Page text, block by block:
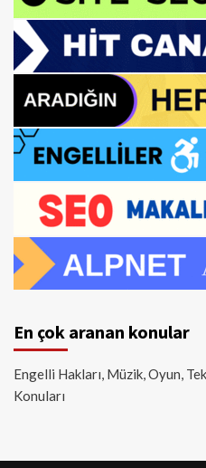
En çok aranan konular
Engelli Hakları, Müzik, Oyun,
Konuları